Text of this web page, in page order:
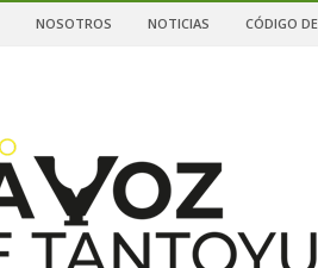
NOSOTROS NOTICIAS CÓDIGO